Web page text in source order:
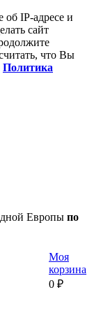
IP-адресе и
сайт
что Вы
Политика
Европы по
Моя
корзина
0 ₽